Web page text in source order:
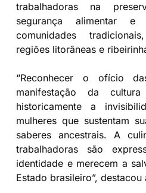
trabalhadoras na
segurança alimentar
comunidades
regiões litorâneas e
“Reconhecer o ofício
manifestação da
historicamente a
mulheres que sustentam
saberes ancestrais. A
trabalhadoras são
identidade e merecem a
Estado brasileiro”, destacou